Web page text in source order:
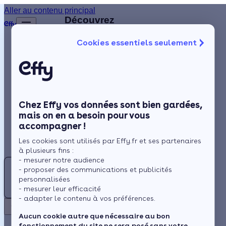
Cookies essentiels seulement
Chez Effy vos données sont bien gardées,
mais on en a besoin pour vous
accompagner !
Les cookies sont utilisés par Effy.fr et ses partenaires
à plusieurs fins :
- mesurer notre audience
- proposer des communications et publicités
personnalisées
- mesurer leur efficacité
- adapter le contenu à vos préférences.
Aucun cookie autre que nécessaire au bon
Aller au contenu principal
Chauffage
Rénovation globale
Aides et Primes
Actualités
Espace Client
Retour
FLP
Découvrez
artisans
DC
DESMARCHAIS
CHRISTOPHE
à 8 km